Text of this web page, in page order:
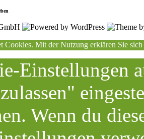
Cookies. Mit der Nutzung erklären Sie
Einstellungen
Wenn du